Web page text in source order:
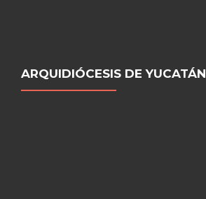
ARQUIDIÓCESIS DE YUCATÁN